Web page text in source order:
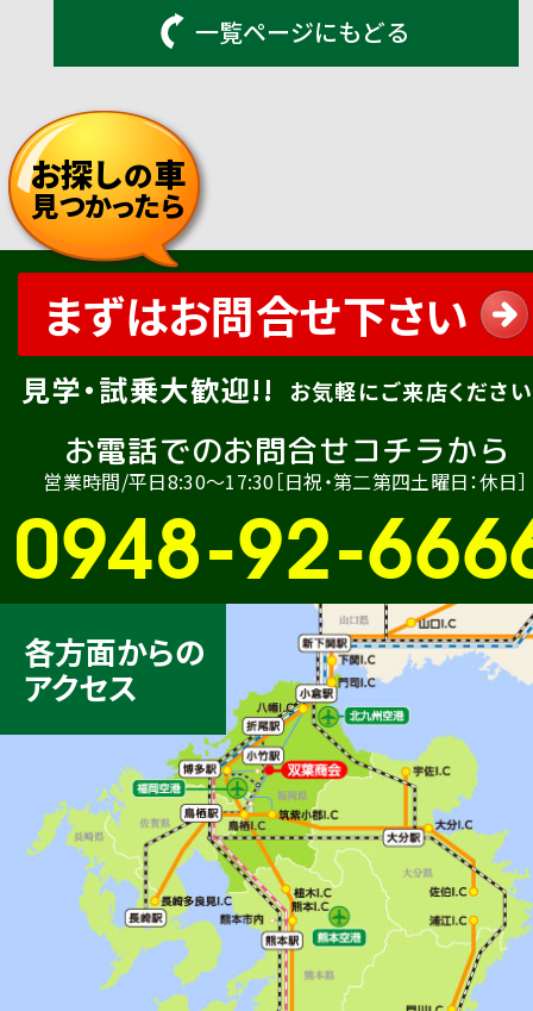
一覧ページにもどる
お探しの車
見つかったら
まずはお問合せ下さい
見学・試乗大歓迎!! お気軽にご来店ください
お電話でのお問合せコチラから
営業時間/平日8:30〜17:30［日祝・第二第四土曜日：休日］
0948-92-
各方面からの
アクセス